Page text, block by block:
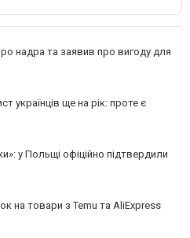
надра та заявив про вигоду для
українців ще на рік: проте є
у Польщі офіційно підтвердили
на товари з Temu та AliExpress